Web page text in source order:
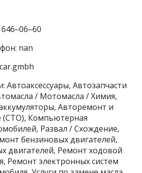
nan
Автоаксессуары, Автозапчасти
/ Мотомасла / Химия,
Авторемонт и
(СТО), Компьютерная
Развал / Схождение,
бензиновых двигателей,
двигателей, Ремонт ходовой
Ремонт электронных систем